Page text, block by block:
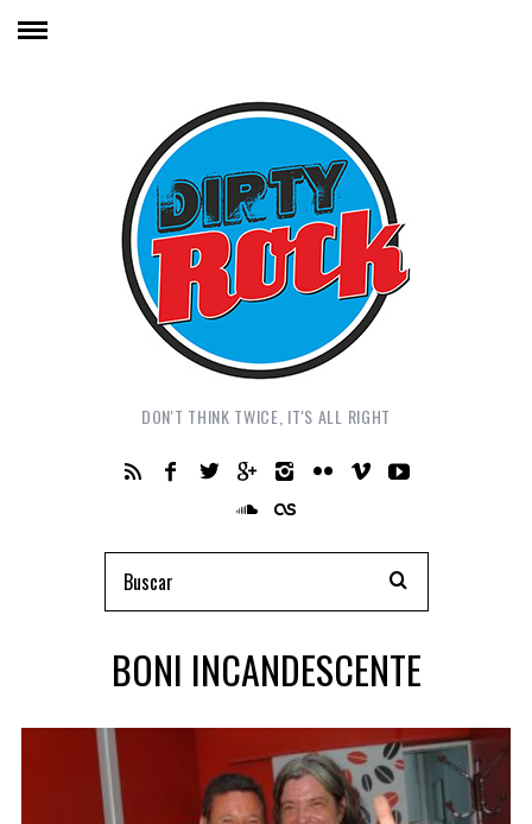
DON'T THINK TWICE, IT'S ALL RIGHT
BONI INCANDESCENTE